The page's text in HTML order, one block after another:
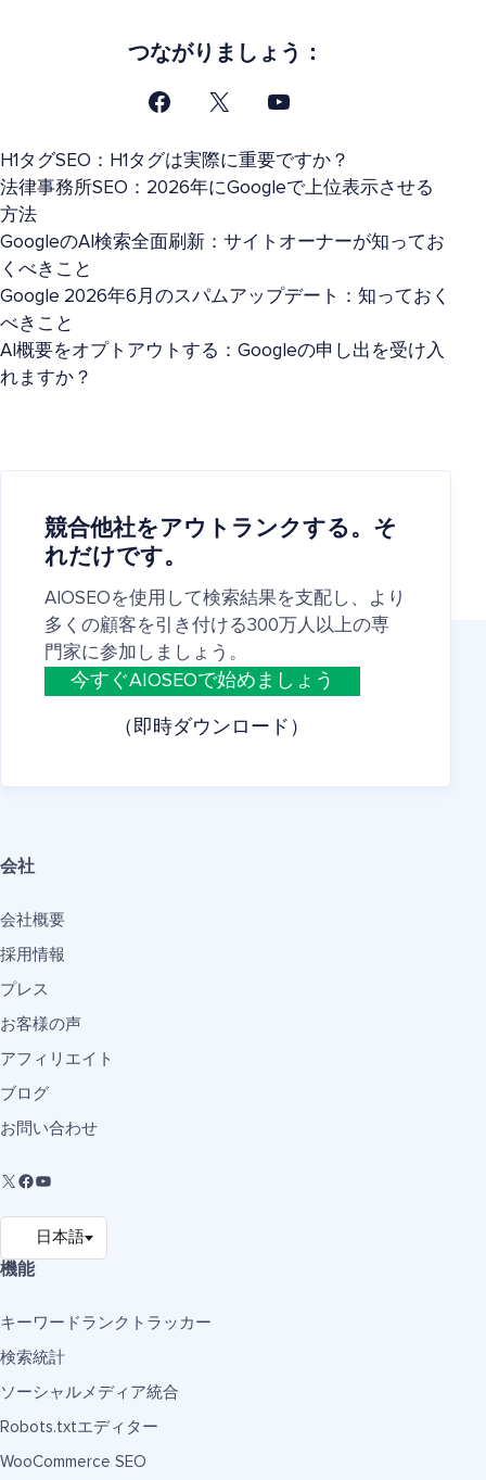
つながりましょう：
H1タグSEO：H1タグは実際に重要ですか？
法律事務所SEO：2026年にGoogleで上位表示させる
方法
GoogleのAI検索全面刷新：サイトオーナーが知ってお
くべきこと
Google 2026年6月のスパムアップデート：知っておく
べきこと
AI概要をオプトアウトする：Googleの申し出を受け入
れますか？
競合他社をアウトランクする。そ
れだけです。
AIOSEOを使用して検索結果を支配し、より
多くの顧客を引き付ける300万人以上の専
門家に参加しましょう。
今すぐAIOSEOで始めましょう
（即時ダウンロード）
会社
会社概要
採用情報
プレス
お客様の声
アフィリエイト
ブログ
お問い合わせ
機能
キーワードランクトラッカー
検索統計
ソーシャルメディア統合
Robots.txtエディター
WooCommerce SEO